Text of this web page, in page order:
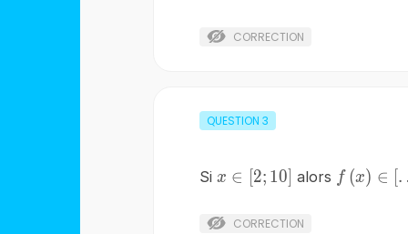
CORRECTION
QUESTION 3
Si
x\in
x ∈ 2; 10 alors f (x) ∈
CORRECTION